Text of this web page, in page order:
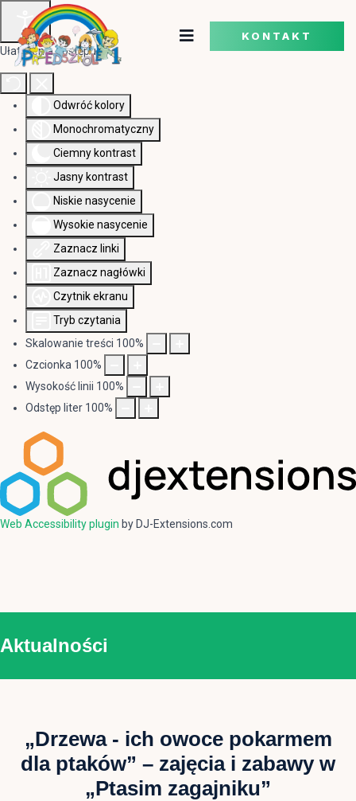
Ułatwienia dostępu
Odwróć kolory
Monochromatyczny
Ciemny kontrast
Jasny kontrast
Niskie nasycenie
Wysokie nasycenie
Zaznacz linki
Zaznacz nagłówki
Czytnik ekranu
Tryb czytania
Skalowanie treści 100%
Czcionka 100%
Wysokość linii 100%
Odstęp liter 100%
Web Accessibility plugin by DJ-Extensions.com
KONTAKT
Aktualności
„Drzewa - ich owoce pokarmem
dla ptaków” – zajęcia i zabawy w
„Ptasim zagajniku”